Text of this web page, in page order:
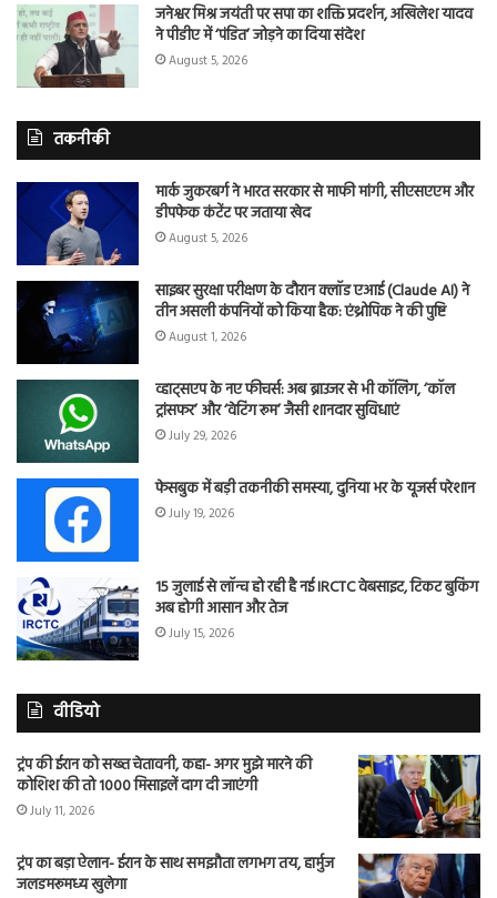
जनेश्वर मिश्र जयंती पर सपा का शक्ति प्रदर्शन, अखिलेश यादव
ने पीडीए में ‘पंडित’ जोड़ने का दिया संदेश
August 5, 2026
तकनीकी
मार्क जुकरबर्ग ने भारत सरकार से माफी मांगी, सीएसएएम और
डीपफेक कंटेंट पर जताया खेद
August 5, 2026
साइबर सुरक्षा परीक्षण के दौरान क्लॉड एआई (Claude AI) ने
तीन असली कंपनियों को किया हैक: एंथ्रोपिक ने की पुष्टि
August 1, 2026
व्हाट्सएप के नए फीचर्स: अब ब्राउजर से भी कॉलिंग, ‘कॉल
ट्रांसफर’ और ‘वेटिंग रूम’ जैसी शानदार सुविधाएं
July 29, 2026
फेसबुक में बड़ी तकनीकी समस्या, दुनिया भर के यूजर्स परेशान
July 19, 2026
15 जुलाई से लॉन्च हो रही है नई IRCTC वेबसाइट, टिकट बुकिंग
अब होगी आसान और तेज
July 15, 2026
वीडियो
ट्रंप की ईरान को सख्त चेतावनी, कहा- अगर मुझे मारने की
कोशिश की तो 1000 मिसाइलें दाग दी जाएंगी
July 11, 2026
ट्रंप का बड़ा ऐलान- ईरान के साथ समझौता लगभग तय, हार्मुज
जलडमरूमध्य खुलेगा